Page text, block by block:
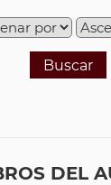
Buscar
DEL